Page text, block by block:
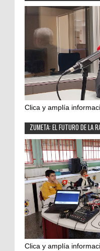
Clica y amplía
ZUMETA: EL FUTURO DE LA
Clica y amplía